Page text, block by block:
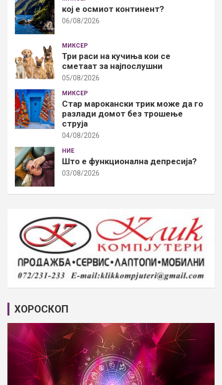
кој е осмиот континент?
06/08/2026
МИКСЕР
Три раси на кучиња кои се
сметаат за најпослушни
05/08/2026
МИКСЕР
Стар марокански трик може да го
разлади домот без трошење
струја
04/08/2026
НИЕ
Што е функционална депресија?
03/08/2026
ХОРОСКОП